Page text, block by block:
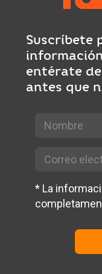
Suscríbete
entérate
antes que
* La